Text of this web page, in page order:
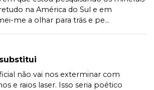
na América do Sul e em
me a olhar para trás e pe...
não vai nos exterminar com
e raios laser. Isso seria poético